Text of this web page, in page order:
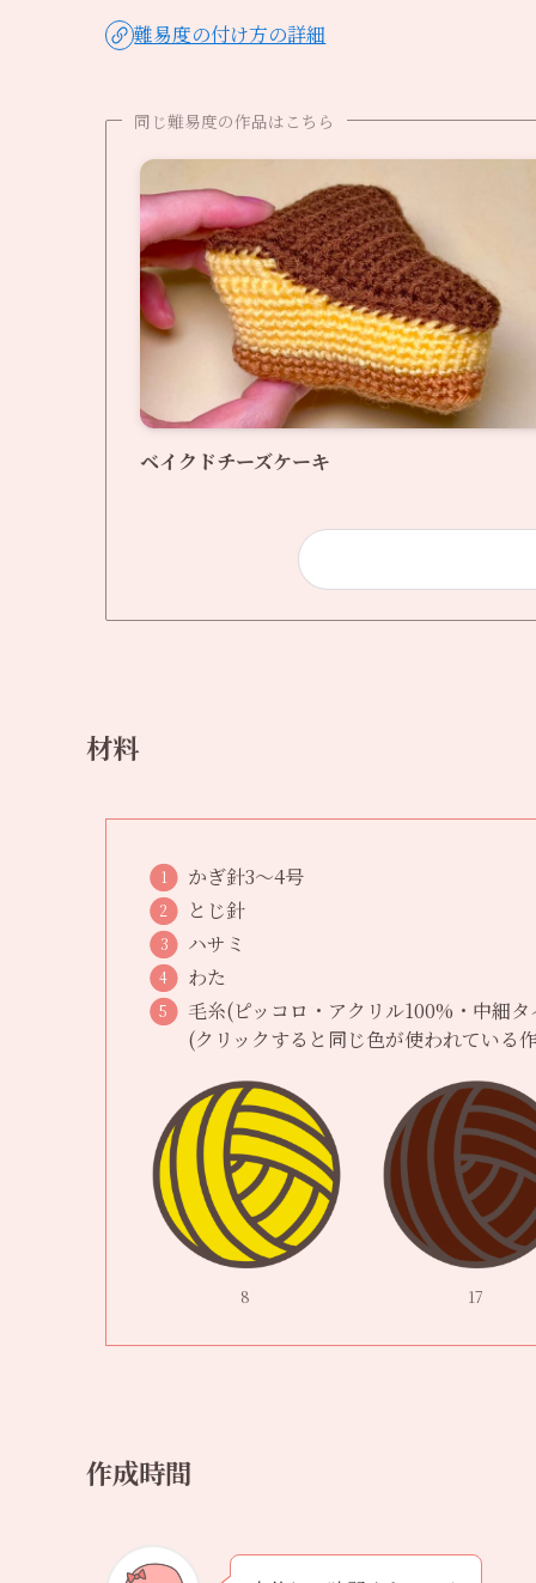
難易度の付け方の詳細
同じ難易度の作品はこちら
ベイクドチーズケーキ
材料
かぎ針3〜4号
とじ針
ハサミ
わた
毛糸(ピッコロ・アクリル100%・中細
(クリックすると同じ色が使われている
8 17
作成時間